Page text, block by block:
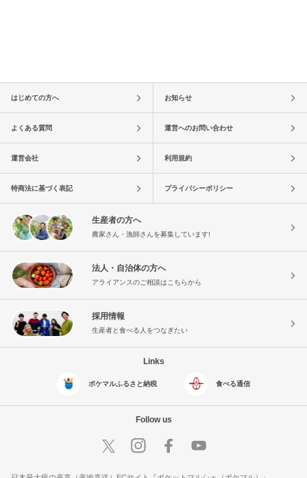
はじめての方へ お知らせ
よくある質問 運営へのお問い合わせ
運営会社 利用規約
特商法に基づく表記 プライバシーポリシー
生産者の方へ
農家さん・漁師さんを募集しています!
法人・自治体の方へ
アライアンスのご相談はこちらから
採用情報
生産者と食べる人をつなぎたい
Links
ポケマルふるさと納税 食べる通信
Follow us